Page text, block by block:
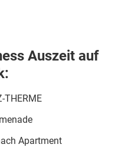
Auszeit auf
THERME
Apartment